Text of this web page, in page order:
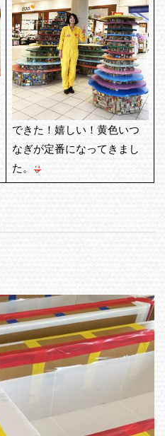
できた！嬉しい！黄色いつ
なぎが定番になってきまし
た。